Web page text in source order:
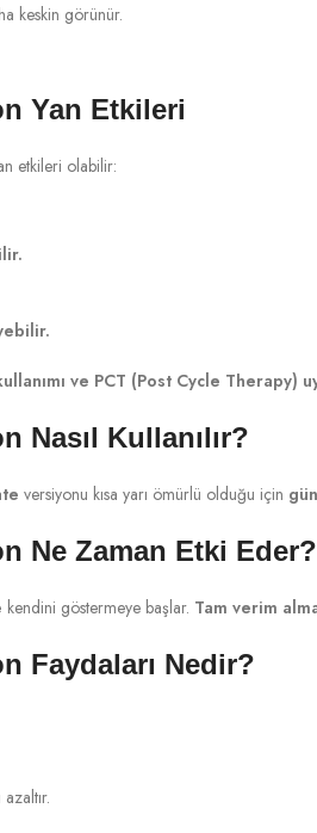
keskin görünür.
Yan Etkileri
etkileri olabilir:
ve PCT (Post Cycle Therapy)
Nasıl Kullanılır?
versiyonu kısa yarı ömürlü olduğu için
Ne Zaman Etki Eder?
kendini göstermeye başlar. Tam verim
Faydaları Nedir?